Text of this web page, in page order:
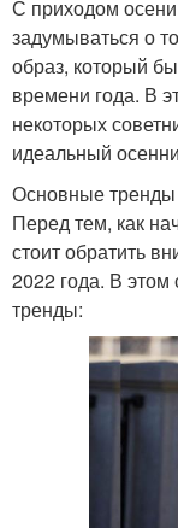
С приходом
задумываться о
образ, который
времени года. В
некоторых
идеальный
Основные тренды
Перед тем, как
стоит обратить
2022 года. В
тренды: